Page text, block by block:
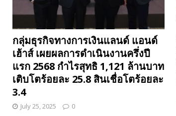
กลุ่มธุรกิจทางการเงินแลนด์ แอนด์
เฮ้าส์ เผยผลการดำเนินงานครึ่งปี
แรก 2568 กำไรสุทธิ 1,121 ล้านบาท
เติบโตร้อยละ 25.8 สินเชื่อโตร้อยละ
3.4
July 25, 2025 0